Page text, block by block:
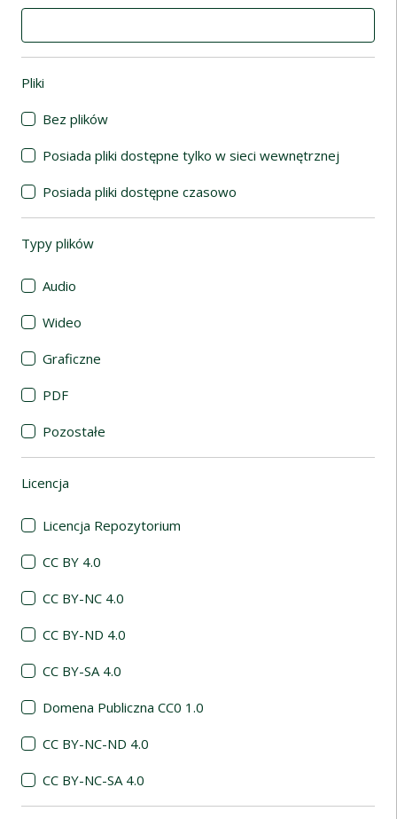
Pliki
Bez plików
Posiada pliki dostępne tylko w sieci wewnętrznej
Posiada pliki dostępne czasowo
Typy plików
Audio
Wideo
Graficzne
PDF
Pozostałe
Licencja
Licencja Repozytorium
CC BY 4.0
CC BY-NC 4.0
CC BY-ND 4.0
CC BY-SA 4.0
Domena Publiczna CC0 1.0
CC BY-NC-ND 4.0
CC BY-NC-SA 4.0